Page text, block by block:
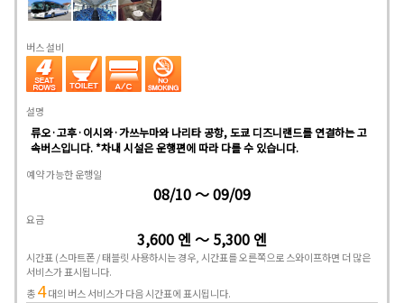
버스 설비
설명
류오·고후·이시와·가쓰누마와 나리타 공항, 도쿄 디즈니랜드를 연결하는 고
속버스입니다. *차내 시설은 운행편에 따라 다를 수 있습니다.
예약 가능한 운행일
08/10 ～ 09/09
요금
3,600 엔 ～ 5,300 엔
시간표 (스마트폰 / 태블릿 사용하시는 경우, 시간표를 오른쪽으로 스와이프하면 더 많은
서비스가 표시됩니다.
총4대의 버스 서비스가 다음 시간표에 표시됩니다.